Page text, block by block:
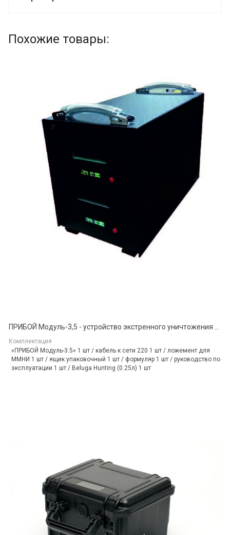
Похожие товары:
ПРИБОЙ Модуль-3,5 - устройство экстренного уничтожения информации на машинных магнитных носителях информации
Комплектация
«ПРИБОЙ Модуль-3.5» 1 шт / кабель к сети 220 1 шт / ложемент для
ММНИ 1 шт / ящик упаковочный 1 шт / формуляр 1 шт / руководство по
эксплуатации 1 шт / Beluga Hunting (0.25л) 1 шт